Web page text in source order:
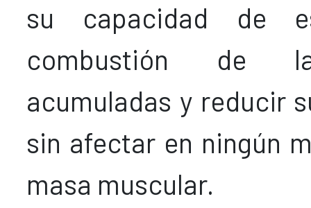
su capacidad de
combustión de
acumuladas y reducir
sin afectar en ningún
masa muscular.